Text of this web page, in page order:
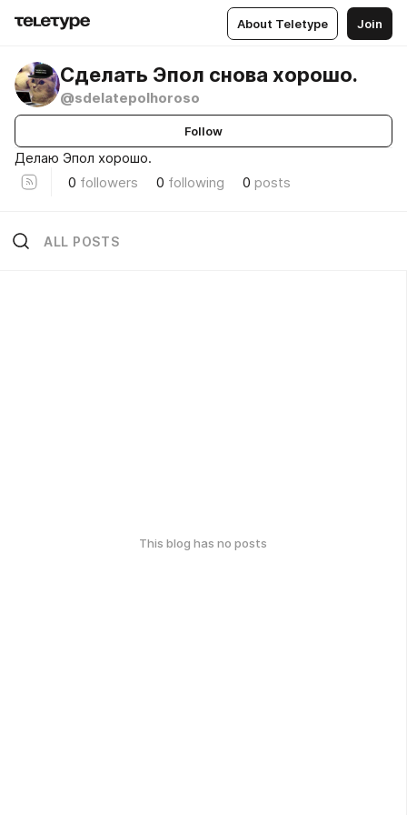
About Teletype Join
Сделать Эпол снова хорошо.
@sdelatepolhoroso
Follow
Делаю Эпол хорошо.
0 followers 0 following 0 posts
ALL POSTS
This blog has no posts